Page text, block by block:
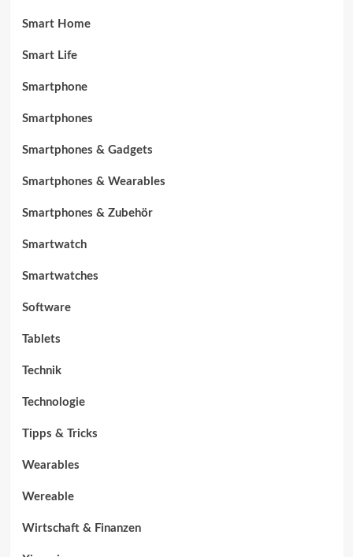
Smart Home
Smart Life
Smartphone
Smartphones
Smartphones & Gadgets
Smartphones & Wearables
Smartphones & Zubehör
Smartwatch
Smartwatches
Software
Tablets
Technik
Technologie
Tipps & Tricks
Wearables
Wereable
Wirtschaft & Finanzen